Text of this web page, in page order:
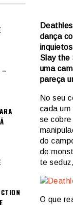
dança
Slay the
uma
pareça
No seu
cada
se
do
de
te
O que
–